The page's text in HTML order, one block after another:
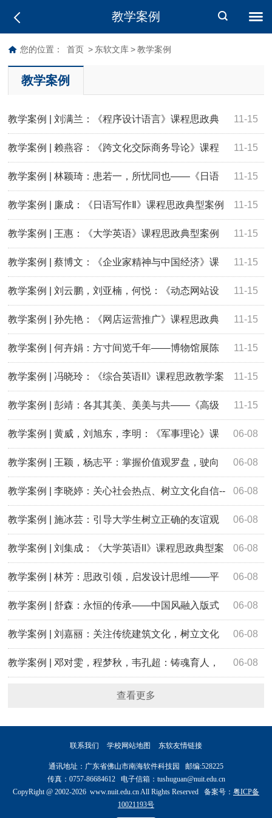
教学案例
您的位置： 首页 > 东软文库 > 教学案例
教学案例
11-15
教学案例 | 刘满兰：《程序设计语言》课程思政典
型案例 11-15
教学案例 | 赖燕容：《跨文化交际商务导论》课程
思政典型案例 11-15
教学案例 | 林颖琦：患若一，所忧同也——《日语
阅读Ⅰ》课程思政典型案例 11-15
教学案例 | 廉成：《日语写作Ⅱ》课程思政典型案例
11-15
教学案例 | 王惠：《大学英语》课程思政典型案例
——以《相约星期二》为例，初探如何引导当代大学生树立
正确的金钱观
11-15
教学案例 | 蔡博文：《企业家精神与中国经济》课
程思政典型案例 11-15
教学案例 | 刘云鹏，刘亚楠，何悦：《动态网站设
计》课程思政典型案例 11-15
教学案例 | 孙先艳：《网店运营推广》课程思政典
型案例 11-15
教学案例 | 何卉娟：方寸间览千年——博物馆展陈
设计 11-15
教学案例 | 冯晓玲：《综合英语II》课程思政教学案
例——以第三单元《环境污染》为例 11-15
教学案例 | 彭靖：各其其美、美美与共——《高级
日语Ⅱ》课程思政典型案例 06-08
教学案例 | 黄威，刘旭东，李明：《军事理论》课
程思政典型案例—依法服兵役是当代大学生的光荣与担当
06-08
教学案例 | 王颖，杨志平：掌握价值观罗盘，驶向
理想职业生涯——《价值观与职业生涯发展》思政典型案例
06-08
教学案例 | 李晓婷：关心社会热点、树立文化自信--
《大学英语》课程中的文化价值观传播 06-08
教学案例 | 施冰芸：引导大学生树立正确的友谊观
——以大学英语II《友情如买房》阅读课导入为例 06-08
教学案例 | 刘集成：《大学英语II》课程思政典型案
例——以《充满爱意的家》为例，探讨如何培养大学生的家
国情怀
06-08
教学案例 | 林芳：思政引领，启发设计思维——平
面构成基本形式 06-08
教学案例 | 舒森：永恒的传承——中国风融入版式
设计课程思政典型案例 06-08
教学案例 | 刘嘉丽：关注传统建筑文化，树立文化
自信 ——《计算机辅助设计Ⅰ（PS）》课程思政典型案例
06-08
教学案例 | 邓对雯，程梦秋，韦孔超：铸魂育人，
以中华优秀传统文化之魂熔铸设计之美 ——《设计的哲学与
查看更多
联系我们 学校网站地图 东软友情链接
通讯地址：广东省佛山市南海软件科技园 邮编:528225
传真：0757-86684612 电子信箱：tushuguan@nuit.edu.cn
CopyRight @ 2002-2026 www.nuit.edu.cn All Rights Reserved 备案号： 粤ICP备
10021193号